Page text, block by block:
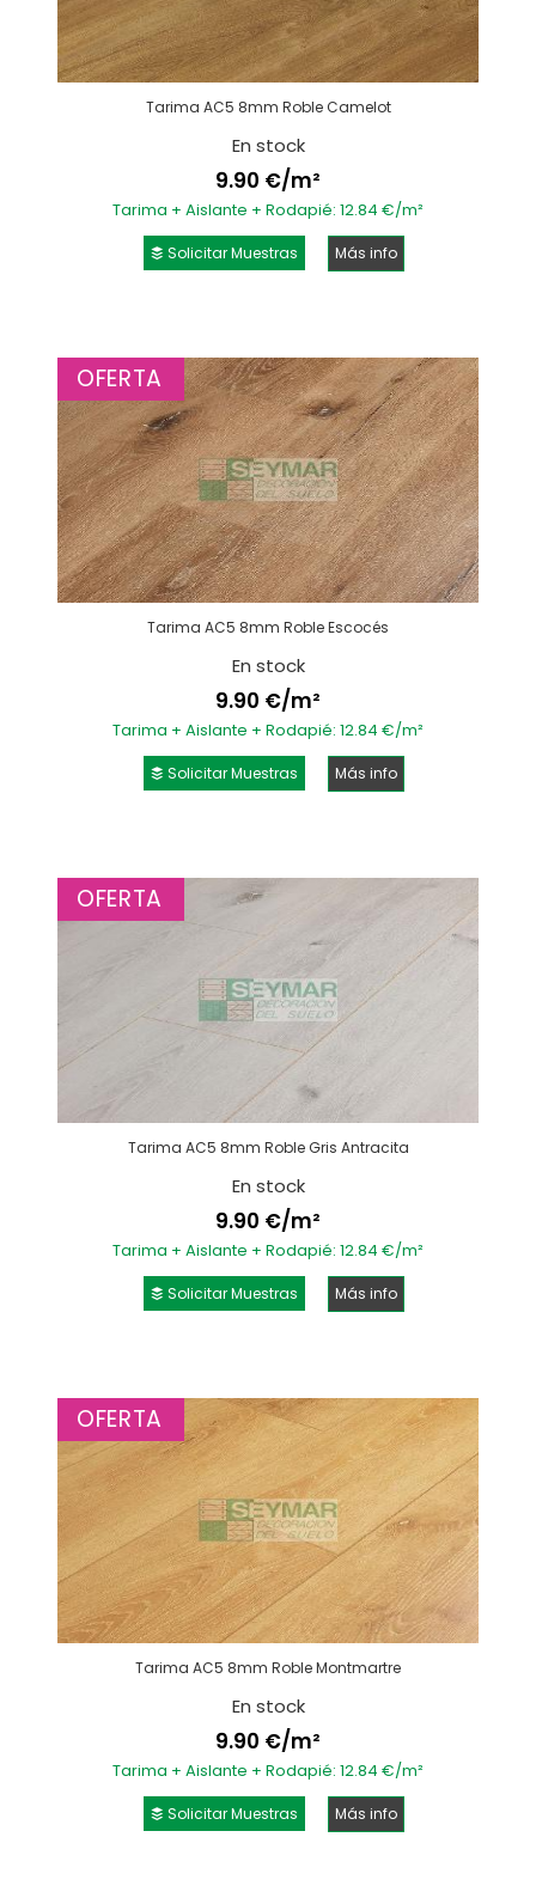
Tarima AC5 8mm Roble Camelot
En stock
9.90 €/m²
Tarima + Aislante + Rodapié: 12.84 €/m²
Solicitar Muestras Más info
OFERTA
Tarima AC5 8mm Roble Escocés
En stock
9.90 €/m²
Tarima + Aislante + Rodapié: 12.84 €/m²
Solicitar Muestras Más info
OFERTA
Tarima AC5 8mm Roble Gris Antracita
En stock
9.90 €/m²
Tarima + Aislante + Rodapié: 12.84 €/m²
Solicitar Muestras Más info
OFERTA
Tarima AC5 8mm Roble Montmartre
En stock
9.90 €/m²
Tarima + Aislante + Rodapié: 12.84 €/m²
Solicitar Muestras Más info